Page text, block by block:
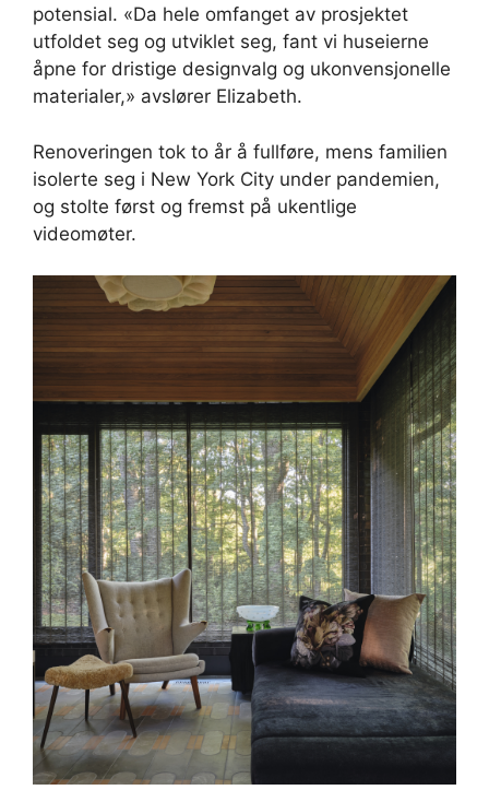
potensial. «Da hele omfanget av prosjektet
utfoldet seg og utviklet seg, fant vi huseierne
åpne for dristige designvalg og ukonvensjonelle
materialer,» avslører Elizabeth.
Renoveringen tok to år å fullføre, mens familien
isolerte seg i New York City under pandemien,
og stolte først og fremst på ukentlige
videomøter.